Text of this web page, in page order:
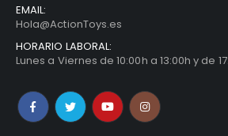
EMAIL:
Hola@ActionToys.es
HORARIO LABORAL:
Lunes a Viernes de 10:00h a 13:00h y de